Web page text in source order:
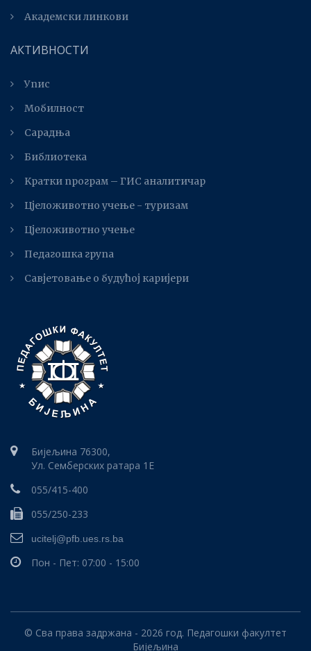
Академски линкови
АКТИВНОСТИ
Упис
Мобилност
Сарадња
Библиотека
Kратки програм – ГИС аналитичар
Цјеложивотно учење - туризам
Цјеложивотно учење
Педагошка група
Савјетовање о будућој каријери
Бијељина 76300,
Ул. Семберских ратара 1E
055/415-400
055/250-233
ucitelj@pfb.ues.rs.ba
Пон - Пет: 07:00 - 15:00
© Сва права задржана - 2026 год. Педагошки факултет
Бијељина